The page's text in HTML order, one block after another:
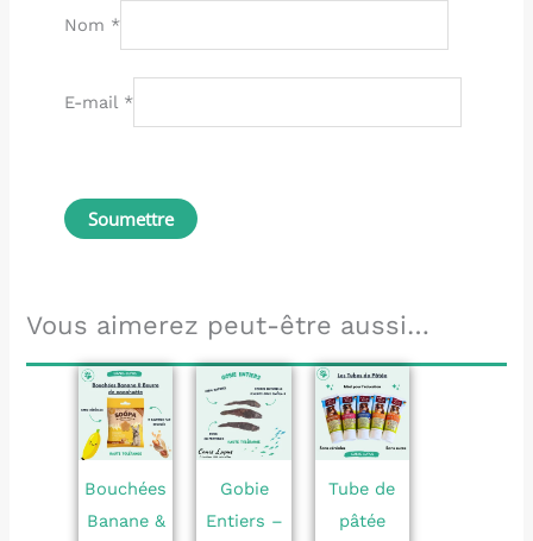
Nom *
E-mail *
Vous aimerez peut-être aussi…
Bouchées
Banane &
Gobie
Entiers –
Tube de
pâtée
Ce
produit
a